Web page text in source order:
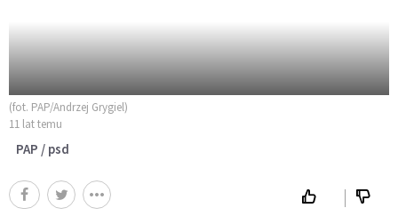
(fot. PAP/Andrzej Grygiel)
11 lat temu
PAP / psd